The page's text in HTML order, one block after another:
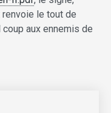
le tout de
aux ennemis de